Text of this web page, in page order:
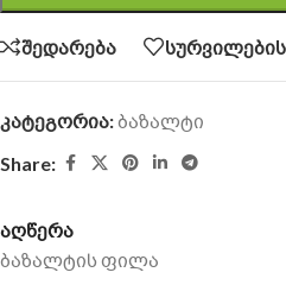
შედარება
კატეგორია:ბაზალტი
Share:
აღწერა
ბაზალტის ფილა